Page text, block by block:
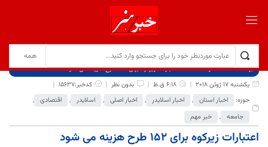
برگ نخست نوشته‌ها
اعتبارات زیرکوه برای 152 طرح هزینه می شود
یکشنبه 17 ژوئن 2018
6:18 ق.ظ بدون نظر
کدخبر:15637
حوزه:
اخبار استان , اخبار اسلایدر , اخبار اصلی , اسلایدر , اقتصادی ,
جامعه , خبر مهم
اعتبارات زیرکوه برای 152 طرح هزینه می شود